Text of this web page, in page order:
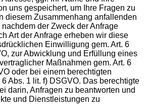
uns gespeichert, um Ihre Fragen zu
diesem Zusammenhang anfallenden
der Zweck der Anfrage
Art der Anfrage erheben wir diese
Einwilligung gem. Art. 6
zur Abwicklung und Erfüllung eines
Maßnahmen gem. Art. 6
oder bei einem berechtigten
6 Abs. 1 lit. f) DSGVO. Das berechtigte
darin, Anfragen zu beantworten und
und Dienstleistungen zu